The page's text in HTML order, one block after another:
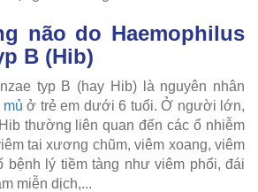
não do Haemophilus
B (Hib)
typ B (hay Hib) là nguyên nhân
ở trẻ em dưới 6 tuổi. Ở người lớn,
thường liên quan đến các ổ nhiễm
tai xương chũm, viêm xoang, viêm
bệnh lý tiềm tàng như viêm phổi, đái
miễn dịch,...